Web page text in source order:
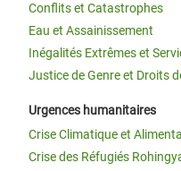
Conflits et Catastrophes
Eau et Assainissement
Inégalités Extrêmes et
Justice de Genre et Droits
Urgences humanitaires
Crise Climatique et
Crise des Réfugiés